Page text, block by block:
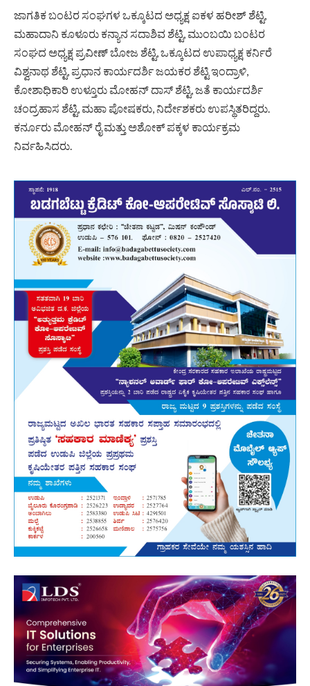
ಜಾಗತಿಕ ಬಂಟರ ಸಂಘಗಳ ಒಕ್ಕೂಟದ ಅಧ್ಯಕ್ಷ ಐಕಳ ಹರೀಶ್ ಶೆಟ್ಟಿ,
ಮಹಾದಾನಿ ಕೂಳೂರು ಕನ್ಯಾನ ಸದಾಶಿವ ಶೆಟ್ಟಿ, ಮುಂಬಯಿ ಬಂಟರ
ಸಂಘದ ಅಧ್ಯಕ್ಷ ಪ್ರವೀಣ್ ಬೋಜ ಶೆಟ್ಟಿ, ಒಕ್ಕೂಟದ ಉಪಾಧ್ಯಕ್ಷ ಕರ್ನಿರೆ
ವಿಶ್ವನಾಥ ಶೆಟ್ಟಿ, ಪ್ರಧಾನ ಕಾರ್ಯದರ್ಶಿ ಜಯಕರ ಶೆಟ್ಟಿ ಇಂದ್ರಾಳಿ,
ಕೋಶಾಧಿಕಾರಿ ಉಳ್ತೂರು ಮೋಹನ್ ದಾಸ್ ಶೆಟ್ಟಿ, ಜತೆ ಕಾರ್ಯದರ್ಶಿ
ಚಂದ್ರಹಾಸ ಶೆಟ್ಟಿ, ಮಹಾ ಪೋಷಕರು, ನಿರ್ದೇಶಕರು ಉಪಸ್ಥಿತರಿದ್ದರು.
ಕರ್ನೂರು ಮೋಹನ್ ರೈ ಮತ್ತು ಅಶೋಕ್ ಪಕ್ಕಳ ಕಾರ್ಯಕ್ರಮ
ನಿರ್ವಹಿಸಿದರು.